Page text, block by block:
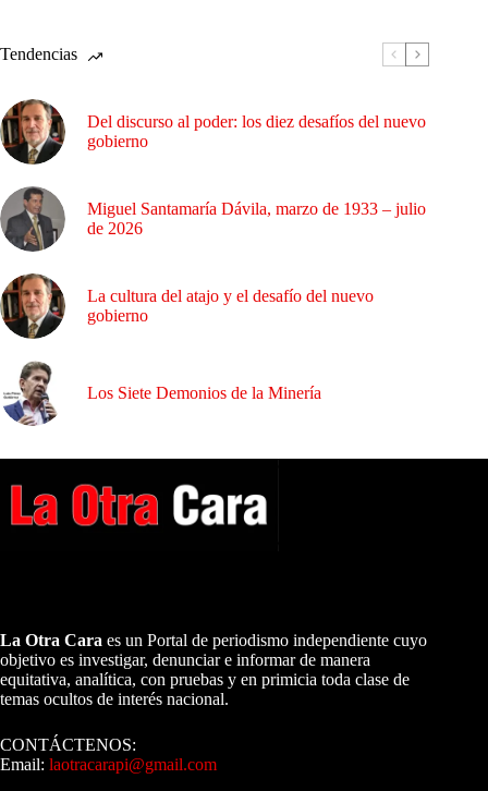
Tendencias
Del discurso al poder: los diez desafíos del nuevo
gobierno
Miguel Santamaría Dávila, marzo de 1933 – julio
de 2026
La cultura del atajo y el desafío del nuevo
gobierno
Los Siete Demonios de la Minería
La Otra Cara es un Portal de periodismo independiente cuyo
objetivo es investigar, denunciar e informar de manera
equitativa, analítica, con pruebas y en primicia toda clase de
temas ocultos de interés nacional.
CONTÁCTENOS:
Email: laotracarapi@gmail.com